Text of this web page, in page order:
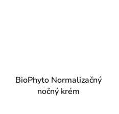
BioPhyto Normalizačný
nočný krém